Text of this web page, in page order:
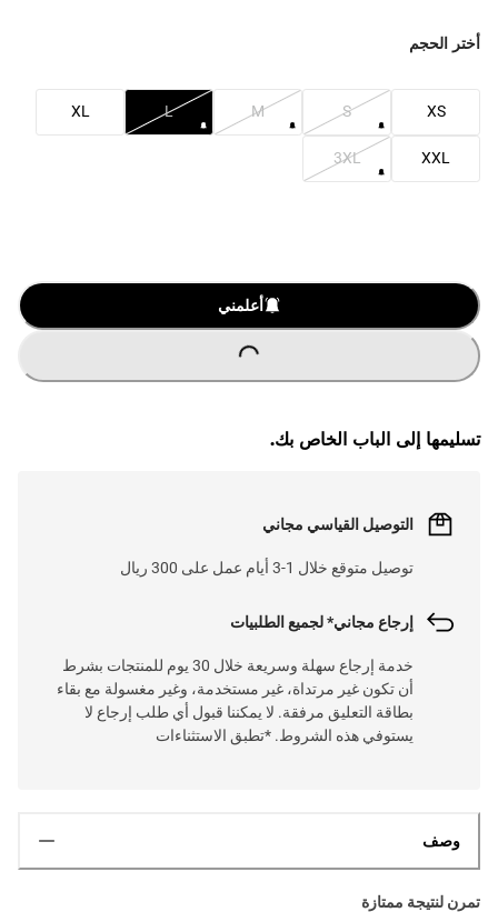
أختر الحجم
XS
S
M
L
XL
XXL
3XL
أعلمنيL
.
تسليمها إلى الباب الخاص بك.
التوصيل القياسي مجاني
توصيل متوقع خلال 1-3 أيام عمل على 300 ريال
إرجاع مجاني* لجميع الطلبيات
خدمة إرجاع سهلة وسريعة خلال 30 يوم للمنتجات بشرط
أن تكون غير مرتداة، غير مستخدمة، وغير مغسولة مع بقاء
بطاقة التعليق مرفقة. لا يمكننا قبول أي طلب إرجاع لا
يستوفي هذه الشروط. *تطبق الاستثناءات
وصف
تمرن لنتيجة ممتازة